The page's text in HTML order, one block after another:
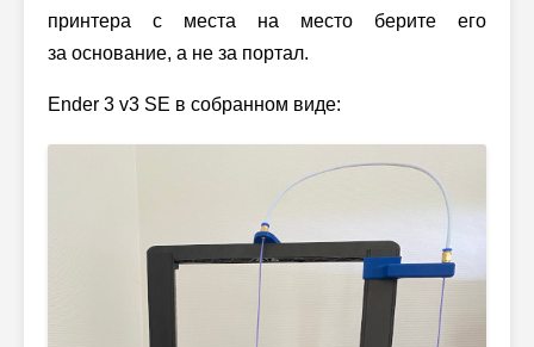
принтера с места на место берите его
за основание, а не за портал.
Ender 3 v3 SE в собранном виде: